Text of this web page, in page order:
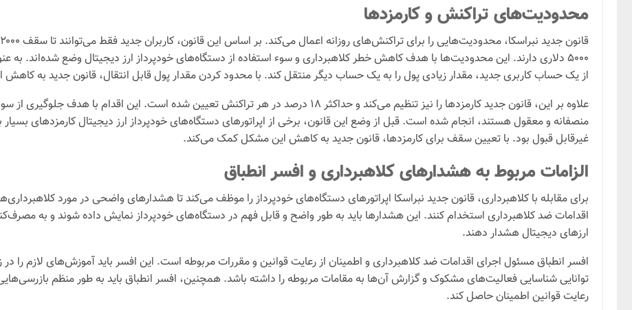
محدودیت‌های تراکنش و کارمزدها
۵۰۰۰ دلاری دارند. این محدودیت‌ها با هدف کاهش خطر کلاهبرداری و سوء استفاده از دستگاه‌های خودپرداز ارز دیجیتال وضع شده‌اند. به
از یک حساب کاربری جدید، مقدار زیادی پول را به یک حساب دیگر منتقل کند. با محدود کردن مقدار پول قابل انتقال، قانون جدید به
علاوه بر این، قانون جدید کارمزدها را نیز تنظیم می‌کند و حداکثر ۱۸ درصد در هر تراکنش تعیین شده است.
منصفانه و معقول هستند، انجام شده است. قبل از وضع این قانون، برخی از اپراتورهای دستگاه‌های خودپرداز ارز دیجیتال کارمزدهای
غیرقابل قبول بود. با تعیین سقف برای کارمزدها، قانون جدید به کاهش این مشکل کمک می‌کند.
الزامات مربوط به هشدارهای کلاهبرداری و افسر انطباق
برای مقابله با کلاهبرداری، قانون جدید نبراسکا اپراتورهای دستگاه‌های خودپرداز را موظف می‌کند تا هشدارهای واضحی در مورد
اقدامات ضد کلاهبرداری استخدام کنند. این هشدارها باید به طور واضح و قابل فهم در دستگاه‌های خودپرداز نمایش داده شوند و به
ارزهای دیجیتال هشدار دهند.
افسر انطباق مسئول اجرای اقدامات ضد کلاهبرداری و اطمینان از رعایت قوانین و مقررات مربوطه است. این افسر باید آموزش‌های لازم را
توانایی شناسایی فعالیت‌های مشکوک و گزارش آن‌ها به مقامات مربوطه را داشته باشد. همچنین، افسر انطباق باید به طور منظم
رعایت قوانین اطمینان حاصل کند.